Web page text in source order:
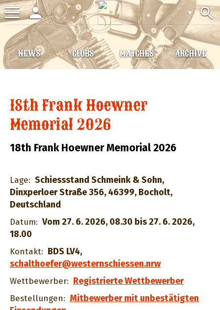
Toggle
navigation
search
person
CLUBS
NEWS MATCHES ARCHIVE
18th Frank Hoewner
Memorial 2026
18th Frank Hoewner Memorial 2026
Lage: Schiessstand Schmeink & Sohn,
Dinxperloer Straße 356, 46399, Bocholt,
Deutschland
Datum: Vom 27. 6. 2026, 08.30 bis 27. 6. 2026,
18.00
Kontakt: BDS LV4,
schalthoefer@westernschiessen.nrw
Wettbewerber: Registrierte Wettbewerber
Bestellungen: Mitbewerber mit unbestätigten